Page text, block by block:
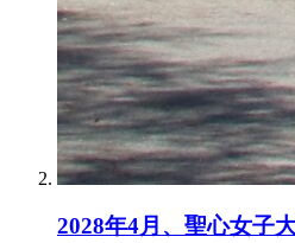
2028年4月、聖心女子